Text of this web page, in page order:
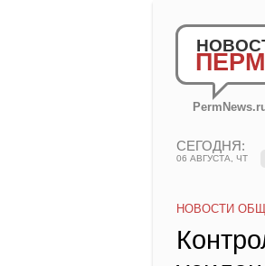
СЕГОДНЯ:
06 АВГУСТА, ЧТ
НОВОСТИ